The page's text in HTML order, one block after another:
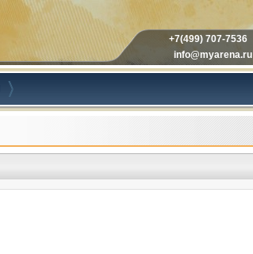
+7(499) 707-7536
info@myarena.ru